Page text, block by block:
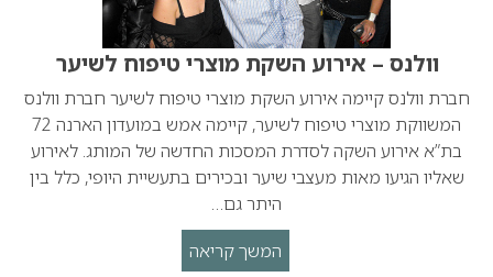
וולנס – אירוע השקת מוצרי טיפוח לשיער
חברת וולנס קיימה אירוע השקת מוצרי טיפוח לשיער חברת וולנס
המשווקת מוצרי טיפוח לשיער, קיימה אמש במועדון הארנה 72
בת”א אירוע השקה לסדרת המסכות החדשה של המותג. לאירוע
שאליו הגיעו מאות מעצבי שיער ובכירים בתעשיית היופי, כלל בין
היתר גם…
המשך קריאה